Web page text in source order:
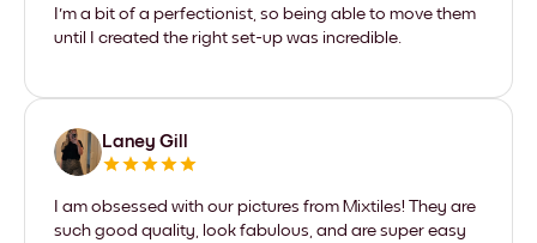
I'm a bit of a perfectionist, so being able to move them
until I created the right set-up was incredible.
Laney Gill
I am obsessed with our pictures from Mixtiles! They are
such good quality, look fabulous, and are super easy